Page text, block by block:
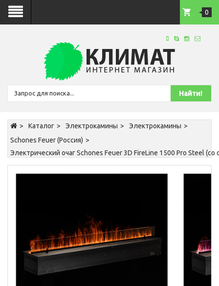
0
Каталог Электрокамины
Электрокамины
Schones Feuer (Россия)
Электрический очаг Schones Feuer 3D FireLine 1500 Pro Steel